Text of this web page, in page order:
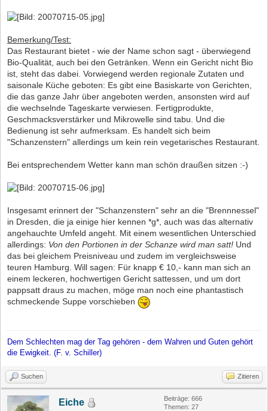
Bemerkung/Test:
Das Restaurant bietet - wie der Name schon sagt - überwiegend
Bio-Qualität, auch bei den Getränken. Wenn ein Gericht nicht Bio
ist, steht das dabei. Vorwiegend werden regionale Zutaten und
saisonale Küche geboten: Es gibt eine Basiskarte von Gerichten,
die das ganze Jahr über angeboten werden, ansonsten wird auf
die wechselnde Tageskarte verwiesen. Fertigprodukte,
Geschmacksverstärker und Mikrowelle sind tabu. Und die
Bedienung ist sehr aufmerksam. Es handelt sich beim
"Schanzenstern" allerdings um kein rein vegetarisches Restaurant.
Bei entsprechendem Wetter kann man schön draußen sitzen :-)
Insgesamt erinnert der "Schanzenstern" sehr an die "Brennnessel"
in Dresden, die ja einige hier kennen *g*, auch was das alternativ
angehauchte Umfeld angeht. Mit einem wesentlichen Unterschied
allerdings: Von den Portionen in der Schanze wird man satt! Und
das bei gleichem Preisniveau und zudem im vergleichsweise
teuren Hamburg. Will sagen: Für knapp € 10,- kann man sich an
einem leckeren, hochwertigen Gericht sattessen, und um dort
pappsatt draus zu machen, möge man noch eine phantastisch
schmeckende Suppe vorschieben
Dem Schlechten mag der Tag gehören - dem Wahren und Guten gehört
die Ewigkeit. (F. v. Schiller)
Suchen Zitieren
Eiche
Beiträge: 666
Themen: 27